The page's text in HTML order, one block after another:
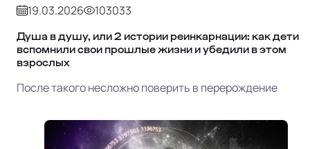
19.03.2026 103033
Душа в душу, или 2 истории реинкарнации: как дети
вспомнили свои прошлые жизни и убедили в этом
взрослых
После такого несложно поверить в перерождение